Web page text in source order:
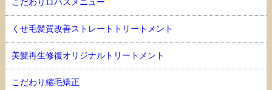
くせ毛髪質改善ストレートトリートメント
美髪再生修復オリジナルトリートメント
こだわり縮毛矯正